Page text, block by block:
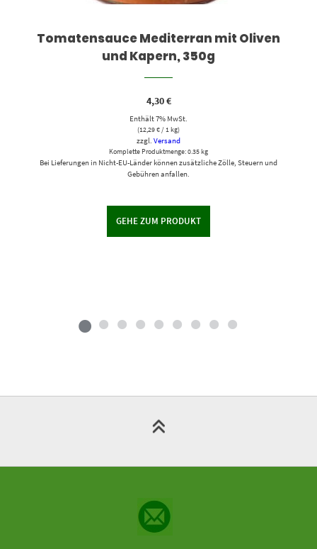
Tomatensauce Mediterran mit Oliven
und Kapern, 350g
4,30€
Enthält 7% MwSt.
(12,29€/ 1 kg)
zzgl.Versand
Komplette Produktmenge: 0.35 kg
Bei Lieferungen in Nicht-EU-Länder können zusätzliche Zölle, Steuern und
Gebühren anfallen.
GEHE ZUM PRODUKT